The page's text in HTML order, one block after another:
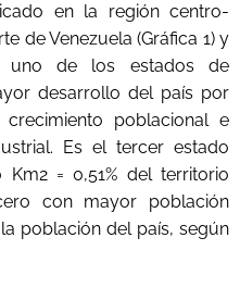
en la región centro-
de Venezuela (Gráfica 1) y
uno de los estados de
desarrollo del país por
crecimiento poblacional e
Es el tercer estado
= 0,51% del territorio
con mayor población
la población del país, según